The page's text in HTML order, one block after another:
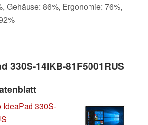
Gehäuse: 86%, Ergonomie: 76%,
330S-14IKB-81F5001RUS
IdeaPad 330S-